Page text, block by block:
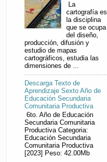
La
cartografía es
la disciplina
que se ocupa
del diseño,
producción, difusión y
estudio de mapas
cartográficos, estudia las
dimensiones de ...
Descarga Texto de
Aprendizaje Sexto Año de
Educación Secundaria
Comunitaria Productiva
6to. Año de Educación
Secundaria Comunitaria
Productiva Categoria:
Educación Secundaria
Comunitaria Productiva
[2023] Peso: 42.00Mb